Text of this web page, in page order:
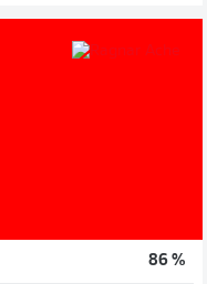
86 %